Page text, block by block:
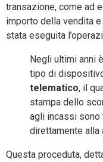
transazione, come ad
importo della vendita
stata eseguita
Negli ultimi anni
tipo di
telematico, il
stampa dello
agli incassi
direttamente alla
Questa proceduta,